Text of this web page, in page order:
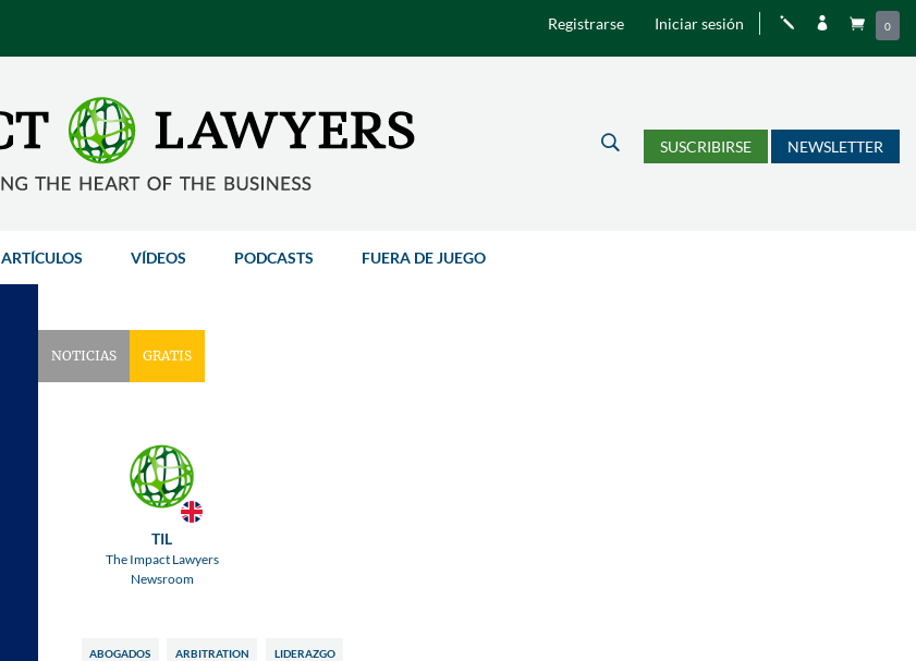
Registrarse Iniciar sesión j   0
U SUSCRIBIRSE NEWSLETTER
ARTÍCULOS VÍDEOS PODCASTS FUERA DE JUEGO
NOTICIAS GRATIS
TIL
The Impact Lawyers
Newsroom
ABOGADOS ARBITRATION LIDERAZGO